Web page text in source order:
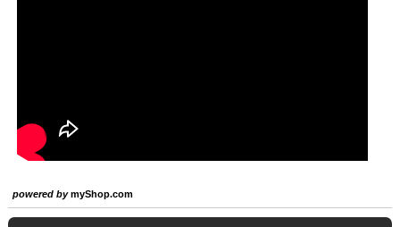
powered bymyShop.com